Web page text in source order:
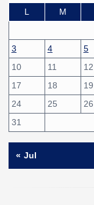
L
M
3
4 5
10
11 12
17
18 19
24
25 26
31
« Jul